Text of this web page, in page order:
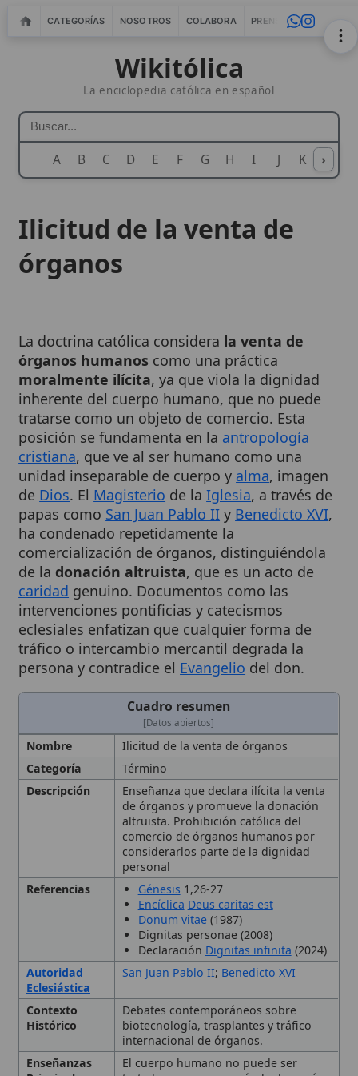
CATEGORÍAS NOSOTROS COLABORA PRENSA WEBMASTERS
Wikitólica
La enciclopedia católica en español
A B C D E F G H I J K L M
›
órganos
moralmente ilícita, ya que viola la dignidad
inherente del cuerpo humano, que no puede
tratarse como un objeto de comercio. Esta
posición se fundamenta en laantropología
cristiana, que ve al ser humano como una
unidad inseparable de cuerpo yalma, imagen
deDios. El Magisteriode la Iglesia, a través de
papas comoSan Juan Pablo IIyBenedicto XVI,
ha condenado repetidamente la
comercialización de órganos, distinguiéndola
de ladonación altruista, que es un acto de
caridadgenuino. Documentos como las
intervenciones pontificias y catecismos
eclesiales enfatizan que cualquier forma de
tráfico o intercambio mercantil degrada la
persona y contradice elEvangeliodel don.
Cuadro resumen
[Datos abiertos]
Nombre Ilicitud de la venta de órganos
Término
Enseñanza que declara ilícita la venta
de órganos y promueve la donación
altruista. Prohibición católica del
comercio de órganos humanos por
considerarlos parte de la dignidad
personal
Génesis1,26-27
Encíclica Deus caritas est
Donum vitae(1987)
Dignitas personae (2008)
Declaración Dignitas infinita
(2024)
Autoridad
Eclesiástica
San Juan Pablo II;Benedicto XVI
Debates contemporáneos sobre
biotecnología, trasplantes y tráfico
internacional de órganos.
Enseñanzas
Principales
El cuerpo humano no puede ser
tratado como mercancía; la donación
de órganos es un grave delito contra
la humanidad.
Histórico
Influye en la legislación que prohíbe
la venta de órganos y fomenta
políticas de donación altruista.